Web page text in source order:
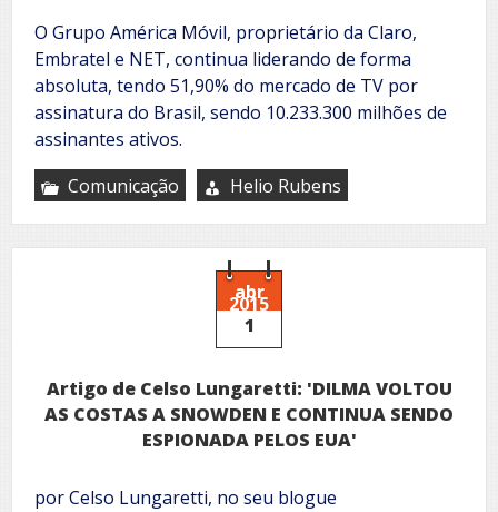
O Grupo América Móvil, proprietário da Claro,
Embratel e NET, continua liderando de forma
absoluta, tendo 51,90% do mercado de TV por
assinatura do Brasil, sendo 10.233.300 milhões de
assinantes ativos.
Comunicação
Helio Rubens
abr
2015
1
Artigo de Celso Lungaretti: 'DILMA VOLTOU
AS COSTAS A SNOWDEN E CONTINUA SENDO
ESPIONADA PELOS EUA'
por Celso Lungaretti, no seu blogue